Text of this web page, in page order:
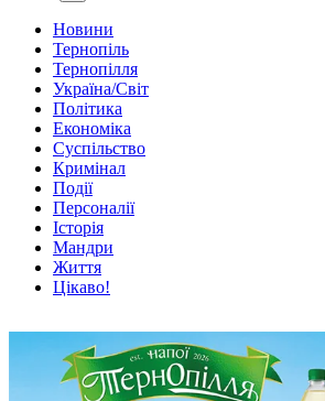
Новини
Тернопіль
Тернопілля
Україна/Світ
Політика
Економіка
Суспільство
Кримінал
Події
Персоналії
Історія
Мандри
Життя
Цікаво!